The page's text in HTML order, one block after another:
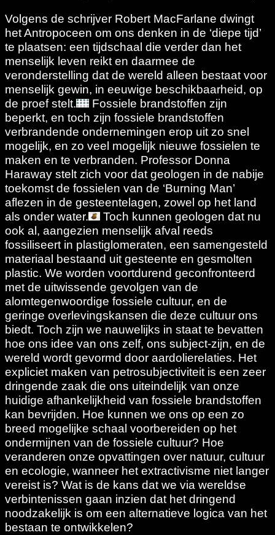
Volgens de schrijver Robert MacFarlane dwingt
het Antropoceen om ons denken in de ‘diepe tijd’
te plaatsen: een tijdschaal die verder dan het
menselijk leven reikt en daarmee de
veronderstelling dat de wereld alleen bestaat voor
menselijk gewin, in eeuwige beschikbaarheid, op
de proef stelt.
Fossiele brandstoffen zijn
beperkt, en toch zijn fossiele brandstoffen
verbrandende ondernemingen erop uit zo snel
mogelijk, en zo veel mogelijk nieuwe fossielen te
maken en te verbranden. Professor Donna
Haraway stelt zich voor dat geologen in de nabije
toekomst de fossielen van de ‘Burning Man’
aflezen in de gesteentelagen, zowel op het land
als onder water.
Toch kunnen geologen dat nu
ook al, aangezien menselijk afval reeds
fossiliseert in plastiglomeraten, een samengesteld
materiaal bestaand uit gesteente en gesmolten
plastic. We worden voortdurend geconfronteerd
met de uitwissende gevolgen van de
alomtegenwoordige fossiele cultuur, en de
geringe overlevingskansen die deze cultuur ons
biedt. Toch zijn we nauwelijks in staat te bevatten
hoe ons idee van ons zelf, ons subject-zijn, en de
wereld wordt gevormd door aardolierelaties. Het
expliciet maken van petrosubjectiviteit is een zeer
dringende zaak die ons uiteindelijk van onze
huidige afhankelijkheid van fossiele brandstoffen
kan bevrijden. Hoe kunnen we ons op een zo
breed mogelijke schaal voorbereiden op het
ondermijnen van de fossiele cultuur? Hoe
veranderen onze opvattingen over natuur, cultuur
en ecologie, wanneer het extractivisme niet langer
vereist is? Wat is de kans dat we via wereldse
verbintenissen gaan inzien dat het dringend
noodzakelijk is om een alternatieve logica van het
bestaan te ontwikkelen?